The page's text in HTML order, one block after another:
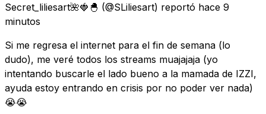
Secret_liliesart🌺🍓🐣 (@SLiliesart) reportó hace 9
minutos
Si me regresa el internet para el fin de semana (lo
dudo), me veré todos los streams muajajaja (yo
intentando buscarle el lado bueno a la mamada de IZZI,
ayuda estoy entrando en crisis por no poder ver nada)
😭😭